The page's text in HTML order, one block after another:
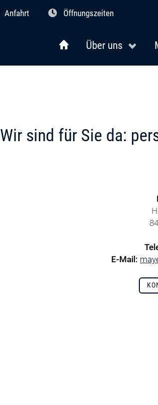
Anfahrt Öffnungszeiten
Über uns
Wir sind für Sie da:
E-Mail: